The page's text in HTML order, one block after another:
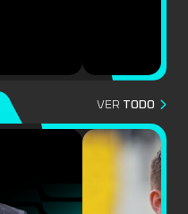
VER TODO